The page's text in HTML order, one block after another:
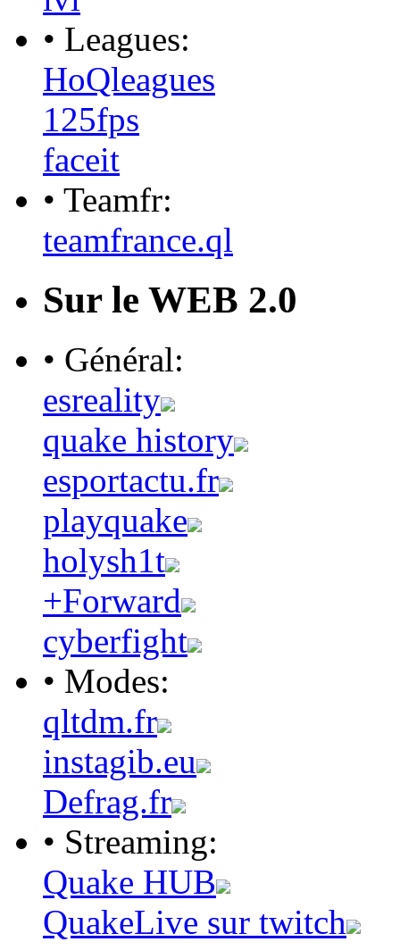
• Leagues:
HoQleagues
125fps
faceit
• Teamfr:
teamfrance.ql
Sur le WEB 2.0
• Général:
esreality
quake history
esportactu.fr
playquake
holysh1t
+Forward
cyberfight
• Modes:
qltdm.fr
instagib.eu
Defrag.fr
• Streaming:
Quake HUB
QuakeLive sur twitch